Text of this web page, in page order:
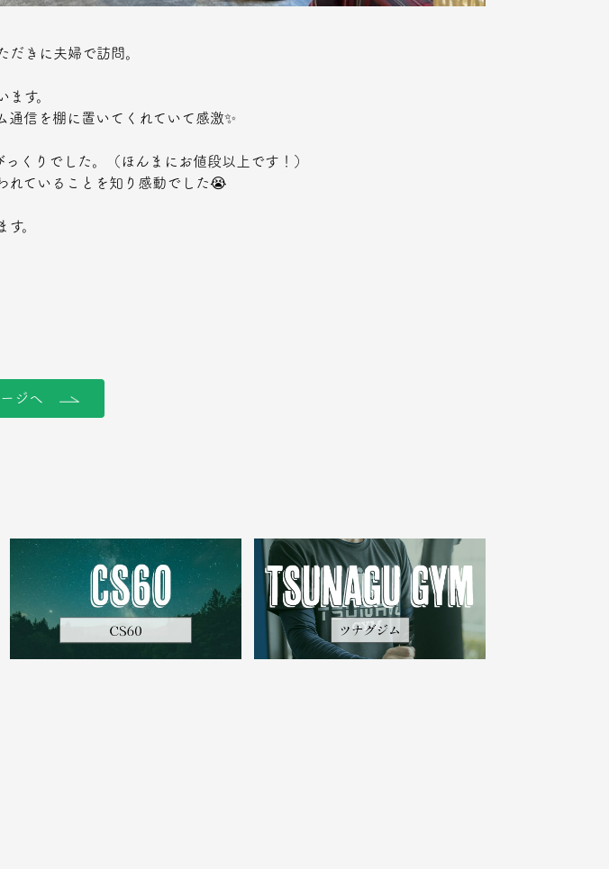
きに夫婦で訪問。
す。
信を棚に置いてくれていて感激✨
くりでした。（ほんまにお値段以上です！）
れていることを知り感動でした😭
。
ジへ